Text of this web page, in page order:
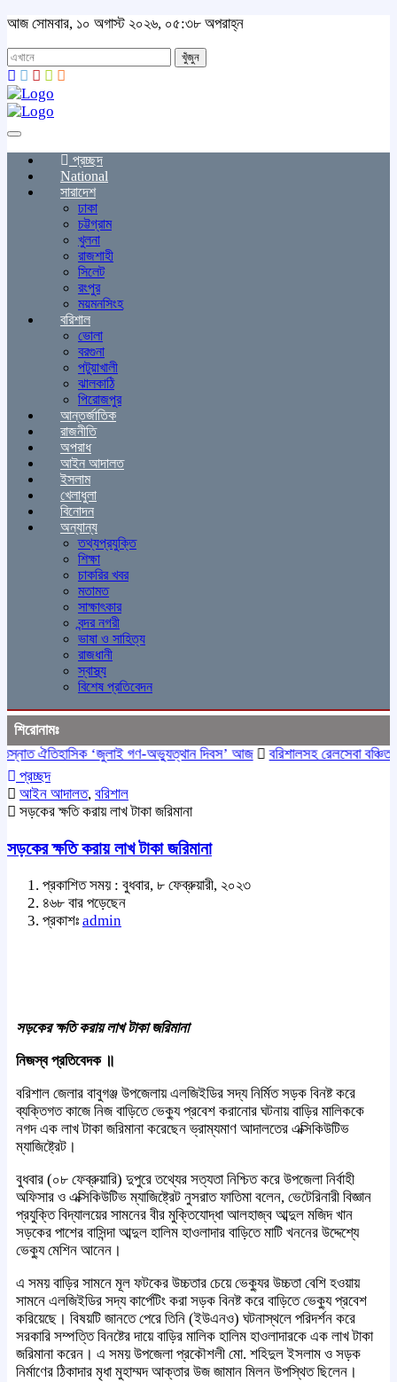
আজ সোমবার, ১০ অগাস্ট ২০২৬, ০৫:৩৮ অপরাহ্ন
খুঁজুন
Toggle
navigation প্রচ্ছদ
National
সারাদেশ
ঢাকা
চট্টগ্রাম
খুলনা
রাজশাহী
সিলেট
রংপুর
ময়মনসিংহ
বরিশাল
ভোলা
বরগুনা
পটুয়াখালী
ঝালকাঠি
পিরোজপুর
আন্তর্জাতিক
রাজনীতি
অপরাধ
আইন আদালত
ইসলাম
খেলাধুলা
বিনোদন
অন্যান্য
তথ্যপ্রযুক্তি
শিক্ষা
চাকরির খবর
মতামত
সাক্ষাৎকার
বন্দর নগরী
ভাষা ও সাহিত্য
রাজধানী
স্বাস্থ্য
বিশেষ প্রতিবেদন
শিরোনামঃ
ঐতিহাসিক ‌‘জুলাই গণ-অভ্যুত্থান দিবস’ আজ
বরিশালসহ রেলসেবা বঞ্চিত
প্রচ্ছদ
আইন আদালত, বরিশাল
সড়কের ক্ষতি করায় লাখ টাকা জরিমানা
সড়কের ক্ষতি করায় লাখ টাকা জরিমানা
প্রকাশিত সময় : বুধবার, ৮ ফেব্রুয়ারী, ২০২৩
৪৬৮ বার পড়েছেন
প্রকাশঃ admin
সড়কের ক্ষতি করায় লাখ টাকা জরিমানা
নিজস্ব প্রতিবেদক ॥
বরিশাল জেলার বাবুগঞ্জ উপজেলায় এলজিইডির সদ্য নির্মিত সড়ক বিনষ্ট করে
ব্যক্তিগত কাজে নিজ বাড়িতে ভেক্যু প্রবেশ করানোর ঘটনায় বাড়ির মালিককে
নগদ এক লাখ টাকা জরিমানা করেছেন ভ্রাম্যমাণ আদালতের এক্সিকিউটিভ
ম্যাজিষ্ট্রেট।
বুধবার (০৮ ফেব্রুয়ারি) দুপুরে তথ্যের সত্যতা নিশ্চিত করে উপজেলা নির্বাহী
অফিসার ও এক্সিকিউটিভ ম্যাজিষ্ট্রেট নুসরাত ফাতিমা বলেন, ভেটেরিনারী বিজ্ঞান
প্রযুক্তি বিদ্যালয়ের সামনের বীর মুক্তিযোদ্ধা আলহাজ্ব আব্দুল মজিদ খান
সড়কের পাশের বাসিন্দা আব্দুল হালিম হাওলাদার বাড়িতে মাটি খননের উদ্দেশ্যে
ভেক্যু মেশিন আনেন।
এ সময় বাড়ির সামনে মূল ফটকের উচ্চতার চেয়ে ভেক্যুর উচ্চতা বেশি হওয়ায়
সামনে এলজিইডির সদ্য কার্পেটিং করা সড়ক বিনষ্ট করে বাড়িতে ভেক্যু প্রবেশ
করিয়েছে। বিষয়টি জানতে পেরে তিনি (ইউএনও) ঘটনাস্থলে পরিদর্শন করে
সরকারি সম্পত্তি বিনষ্টের দায়ে বাড়ির মালিক হালিম হাওলাদারকে এক লাখ টাকা
জরিমানা করেন। এ সময় উপজেলা প্রকৌশলী মো. শহিদুল ইসলাম ও সড়ক
নির্মাণের ঠিকাদার মৃধা মুহাম্মদ আক্তার উজ জামান মিলন উপস্থিত ছিলেন।